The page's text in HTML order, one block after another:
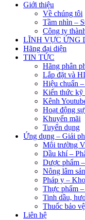
Giới thiệu
Về chúng tôi
Tầm nhìn –
Công ty
LĨNH VỰC ỨNG
Hãng đại diện
TIN TỨC
Hãng phân
Lắp đặt và
Hiệu chuẩn
Kiến thức kỹ
Kênh
Hoạt động
Khuyến mãi
Tuyển dụng
Ứng dụng – Giải
Môi trường
Dầu khí –
Dược phẩm
Nông lâm
Pháp y –
Thực phẩm
Tinh dầu,
Thuốc bảo
Liên hệ